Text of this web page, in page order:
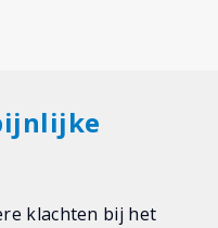
klachten bij het